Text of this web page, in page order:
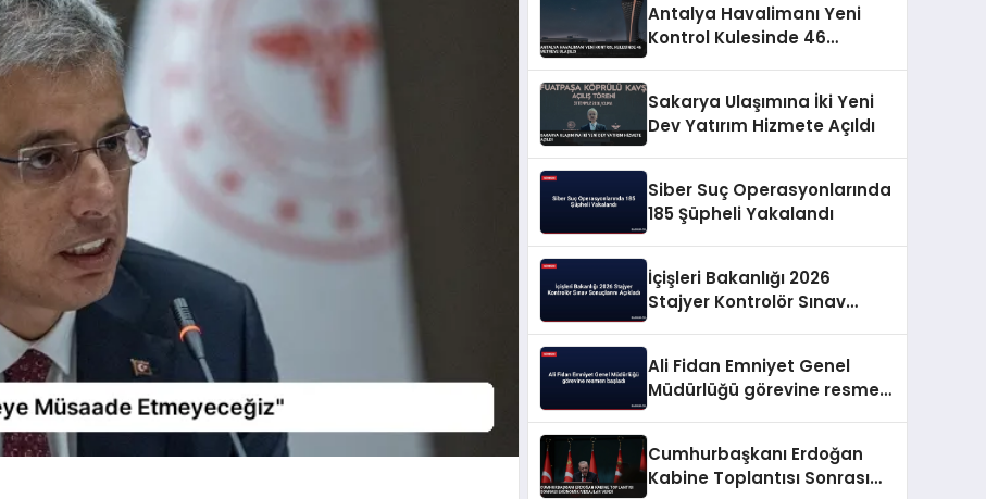
Antalya Havalimanı Yeni
Kontrol Kulesinde 46
Sakarya Ulaşımına İki Yeni
Dev Yatırım Hizmete Açıldı
Siber Suç Operasyonlarında
185 Şüpheli Yakalandı
İçişleri Bakanlığı 2026
Stajyer Kontrolör Sınav
Ali Fidan Emniyet Genel
Müdürlüğü görevine resmen
Cumhurbaşkanı Erdoğan
Kabine Toplantısı Sonrası